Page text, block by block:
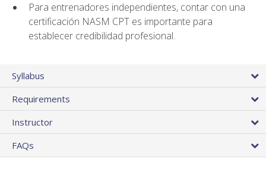
Para entrenadores independientes, contar con una
certificación NASM CPT es importante para
establecer credibilidad profesional.
Syllabus
Requirements
Instructor
FAQs